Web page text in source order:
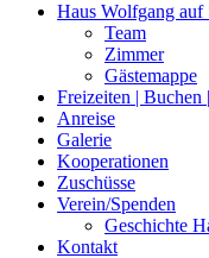
Haus Wolfgang auf
Team
Zimmer
Gästemappe
Freizeiten | Buchen
Anreise
Galerie
Kooperationen
Zuschüsse
Verein/Spenden
Geschichte
Kontakt